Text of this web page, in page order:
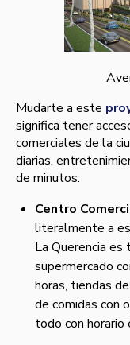
Mudarte a este
significa tener
comerciales de la
diarias,
de minutos:
Centro
literalmente a
La Querencia es
supermercado
horas, tiendas
de comidas con
todo con horario